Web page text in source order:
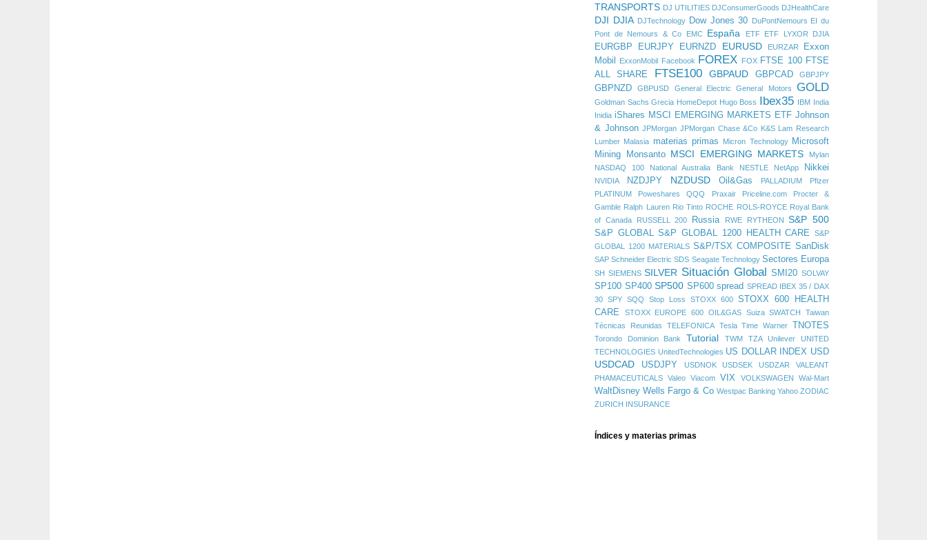
TRANSPORTS DJ UTILITIES DJConsumerGoods DJHealthCare
DJI DJIA DJTechnology Dow Jones 30 DuPontNemours EI du
Pont de Nemours & Co
EMC España ETF ETF LYXOR DJIA
EURGBP EURJPY EURNZD EURUSD EURZAR
Exxon
Mobil
ExxonMobil Facebook FOREX FOX FTSE 100 FTSE
ALL SHARE
FTSE100 GBPAUD GBPCAD GBPJPY
GBPNZD GBPUSD General Electric General Motors GOLD
Goldman Sachs Grecia HomeDepot Hugo Boss Ibex35 IBM India
Inidia iShares MSCI EMERGING MARKETS ETF Johnson
& Johnson JPMorgan JPMorgan Chase &Co K&S Lam Research
Lumber Malasia materias primas Micron Technology
Microsoft
Mining
Monsanto MSCI EMERGING MARKETS
Mylan
NASDAQ 100
National Australia Bank NESTLE NetApp Nikkei
NVIDIA NZDJPY NZDUSD Oil&Gas PALLADIUM
Pfizer
PLATINUM
Poweshares QQQ Praxair Priceline.com
Procter &
Gamble Ralph Lauren Rio Tinto ROCHE ROLS-ROYCE Royal Bank
of Canada
RUSSELL 200 Russia RWE RYTHEON S&P 500
S&P GLOBAL S&P GLOBAL 1200 HEALTH CARE
S&P
GLOBAL 1200 MATERIALS S&P/TSX COMPOSITE SanDisk
SAP Schneider Electric SDS Seagate Technology Sectores Europa
SH SIEMENS SILVER Situación Global SMI20 SOLVAY
SP100 SP400 SP500 SP600 spread SPREAD IBEX 35 / DAX
30 SPY SQQ Stop Loss STOXX 600 STOXX 600 HEALTH
CARE
STOXX EUROPE 600 OIL&GAS Suiza SWATCH
Taiwan
Técnicas Reunidas
TELEFONICA Tesla Time Warner TNOTES
Torondo Dominion Bank Tutorial TWM TZA Unilever
UNITED
TECHNOLOGIES UnitedTechnologies US DOLLAR INDEX USD
USDCAD USDJPY USDNOK USDSEK USDZAR
VALEANT
PHAMACEUTICALS Valeo Viacom VIX VOLKSWAGEN Wal-Mart
WaltDisney Wells Fargo & Co Westpac Banking Yahoo ZODIAC
ZURICH INSURANCE
Índices y materias primas